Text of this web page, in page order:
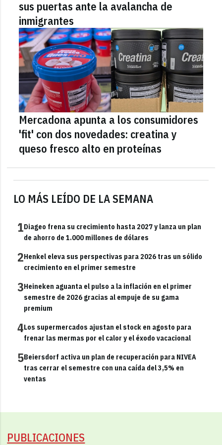
LO MÁS LEÍDO DE LA SEMANA
1Diageo frena su crecimiento hasta 2027 y lanza un plan
de ahorro de 1.000 millones de dólares
2Henkel eleva sus perspectivas para 2026 tras un sólido
crecimiento en el primer semestre
3Heineken aguanta el pulso a la inflación en el primer
semestre de 2026 gracias al empuje de su gama
premium
4Los supermercados ajustan el stock en agosto para
frenar las mermas por el calor y el éxodo vacacional
5Beiersdorf activa un plan de recuperación para NIVEA
tras cerrar el semestre con una caída del 3,5% en
ventas
sus puertas ante la avalancha de
inmigrantes
Mercadona apunta a los consumidores
'fit' con dos novedades: creatina y
queso fresco alto en proteínas
PUBLICACIONES